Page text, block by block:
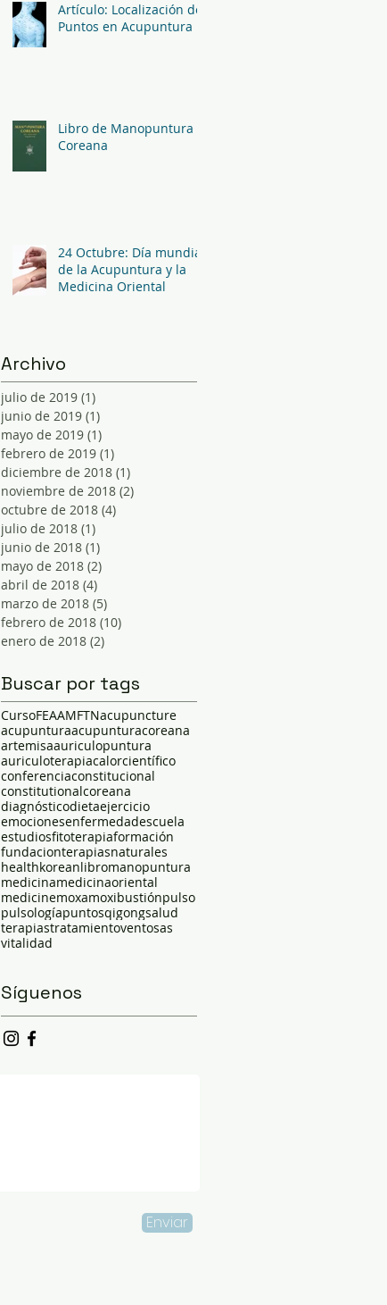
Artículo: Localización de
Puntos en Acupuntura
Libro de Manopuntura
Coreana
24 Octubre: Día mundial
de la Acupuntura y la
Medicina Oriental
Archivo
julio de 2019 (1)
junio de 2019 (1)
mayo de 2019 (1)
febrero de 2019 (1)
diciembre de 2018 (1)
noviembre de 2018 (2)
octubre de 2018 (4)
julio de 2018 (1)
junio de 2018 (1)
mayo de 2018 (2)
abril de 2018 (4)
marzo de 2018 (5)
febrero de 2018 (10)
enero de 2018 (2)
Buscar por tags
CursoFEAAMFTNacupuncture
acupunturaacupunturacoreana
artemisaauriculopuntura
auriculoterapiacalorcientífico
conferenciaconstitucional
constitutionalcoreana
diagnósticodietaejercicio
emocionesenfermedadescuela
estudiosfitoterapiaformación
fundacionterapiasnaturales
healthkoreanlibromanopuntura
medicinamedicinaoriental
medicinemoxamoxibustiónpulso
pulsologíapuntosqigongsalud
terapiastratamientoventosas
vitalidad
Síguenos
Enviar